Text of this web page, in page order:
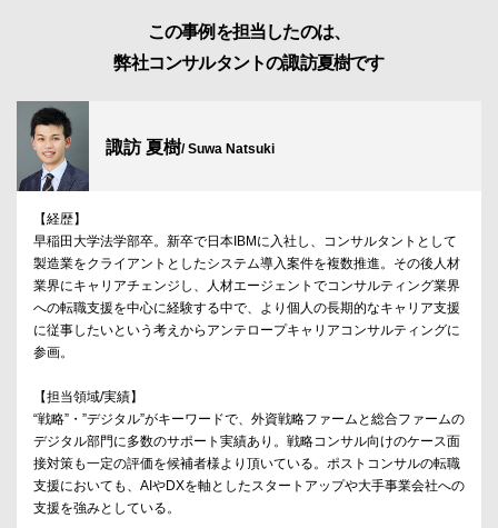
この事例を担当したのは、
弊社コンサルタントの諏訪夏樹です
諏訪 夏樹/ Suwa Natsuki
【経歴】
早稲田大学法学部卒。新卒で日本IBMに入社し、コンサルタントとして
製造業をクライアントとしたシステム導入案件を複数推進。その後人材
業界にキャリアチェンジし、人材エージェントでコンサルティング業界
への転職支援を中心に経験する中で、より個人の長期的なキャリア支援
に従事したいという考えからアンテロープキャリアコンサルティングに
参画。
【担当領域/実績】
“戦略”・”デジタル”がキーワードで、外資戦略ファームと総合ファームの
デジタル部門に多数のサポート実績あり。戦略コンサル向けのケース面
接対策も一定の評価を候補者様より頂いている。ポストコンサルの転職
支援においても、AIやDXを軸としたスタートアップや大手事業会社への
支援を強みとしている。